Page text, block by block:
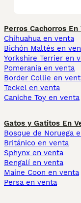
Perros Cachorros En
Chihuahua en venta
Bichón Maltés en
Yorkshire Terrier en
Pomerania en venta
Border Collie en
Teckel en venta
Caniche Toy en venta
Gatos y Gatitos En
Bosque de Noruega
Británico en venta
Sphynx en venta
Bengalí en venta
Maine Coon en venta
Persa en venta